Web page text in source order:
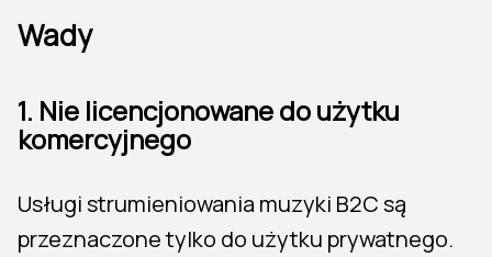
Wady
1. Nie licencjonowane do użytku
komercyjnego
Usługi strumieniowania muzyki B2C są
przeznaczone tylko do użytku prywatnego.